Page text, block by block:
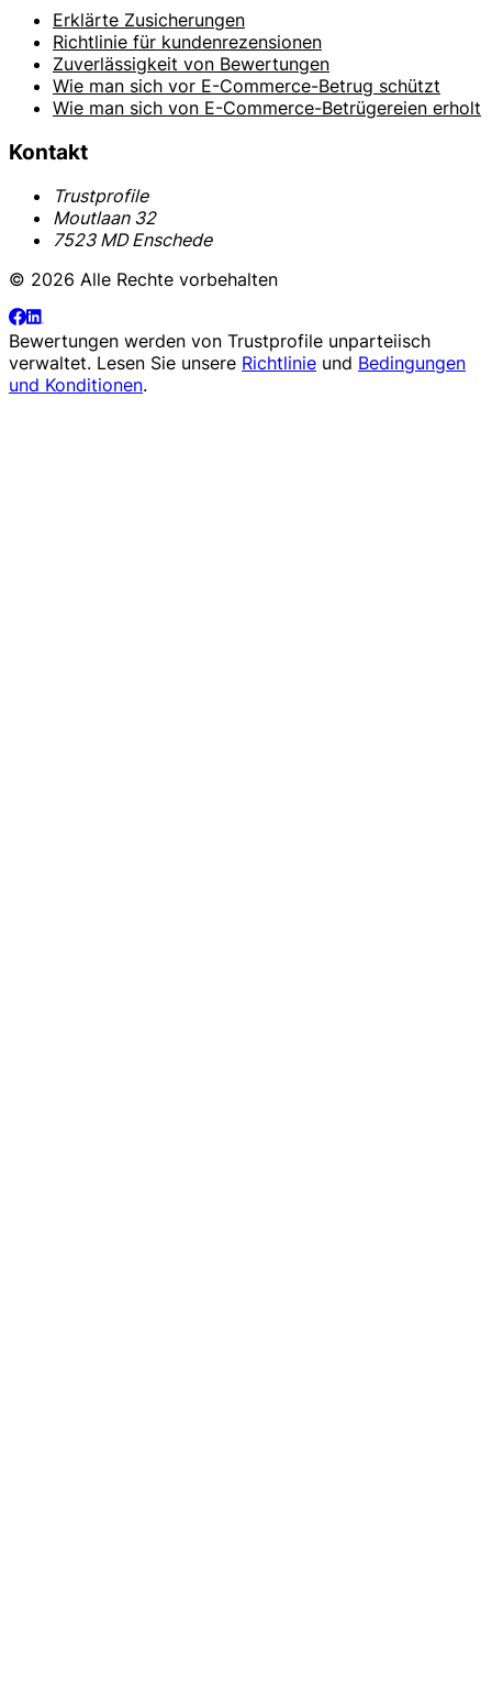
Erklärte Zusicherungen
Richtlinie für kundenrezensionen
Zuverlässigkeit von Bewertungen
Wie man sich vor E-Commerce-Betrug schützt
Wie man sich von E-Commerce-Betrügereien erholt
Kontakt
Trustprofile
Moutlaan 32
7523 MD Enschede
© 2026 Alle Rechte vorbehalten
Bewertungen werden von Trustprofile unparteiisch
verwaltet. Lesen Sie unsere Richtlinie und Bedingungen
und Konditionen.